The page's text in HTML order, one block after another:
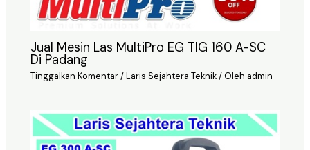
Jual Mesin Las MultiPro EG TIG 160 A-SC
Di Padang
Tinggalkan Komentar/Laris Sejahtera Teknik/ Oleh admin